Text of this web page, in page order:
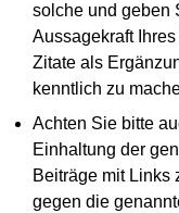
solche und geben
Aussagekraft
Zitate als
kenntlich zu
Achten Sie bitte
Einhaltung der
Beiträge mit Links
gegen die